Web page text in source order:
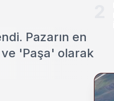
Pazarın en
ve 'Paşa' olarak